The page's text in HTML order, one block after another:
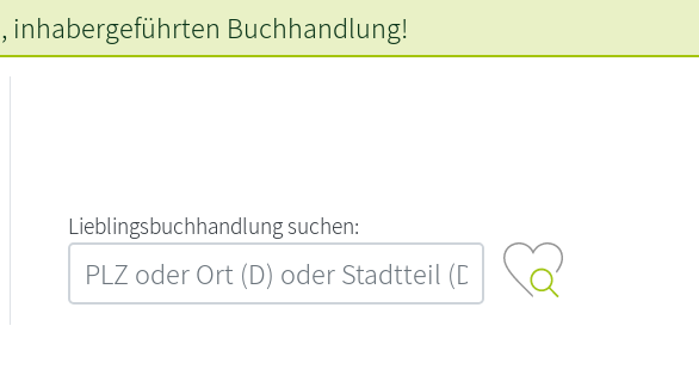
L‍i‍e‍b‍l‍i‍n‍g‍s‍b‍u‍c‍h‍h‍a‍n‍d‍l‍u‍n‍g‍ ‍s‍u‍c‍h‍e‍n‍:‍
, inhabergeführten Buchhandlung!